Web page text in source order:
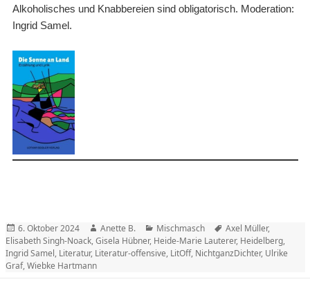
Alkoholisches und Knabbereien sind obligatorisch. Moderation:
Ingrid Samel.
Posted
on
6. Oktober 2024 Author
Anette B. Categories
Mischmasch Tags
Axel Müller,
Elisabeth Singh-Noack,Gisela Hübner, Heide-Marie Lauterer, Heidelberg,
Ingrid Samel, Literatur, Literatur-offensive, LitOff, NichtganzDichter, Ulrike
Graf,Wiebke Hartmann